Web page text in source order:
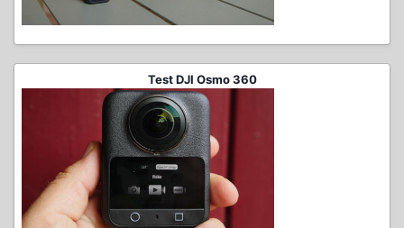
Test DJI Osmo 360